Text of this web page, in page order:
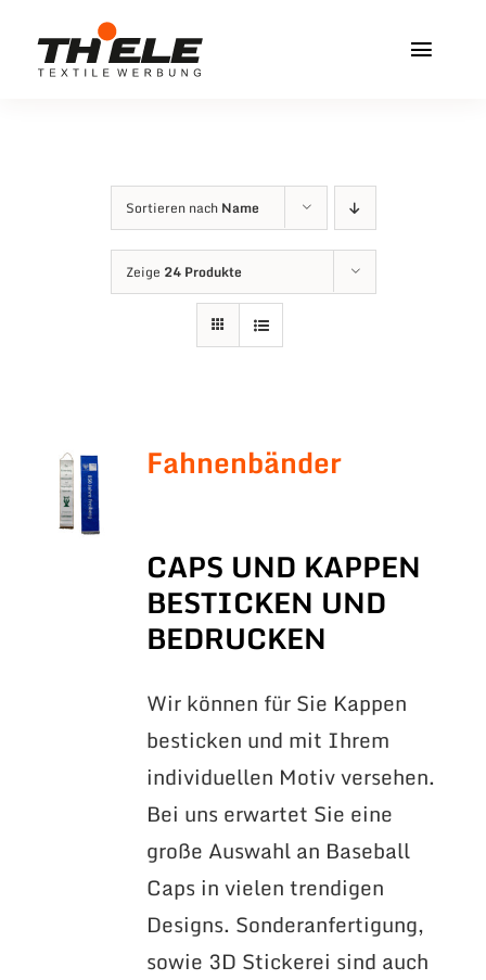
Inhalt
Service & Info
Sortieren nach Name
Zeige 24 Produkte
Fahnenbänder
CAPS UND KAPPEN
BESTICKEN UND
BEDRUCKEN
Wir können für Sie Kappen
besticken und mit Ihrem
individuellen Motiv versehen.
Bei uns erwartet Sie eine
große Auswahl an Baseball
Caps in vielen trendigen
Designs. Sonderanfertigung,
sowie 3D Stickerei sind auch